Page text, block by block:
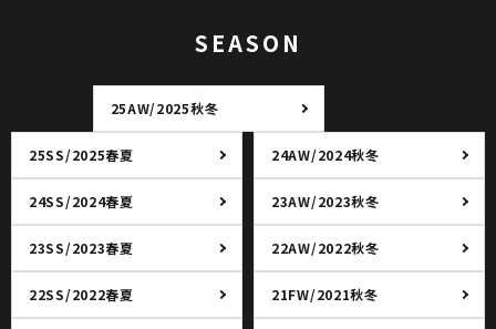
SEASON
25AW/2025秋冬
25SS/2025春夏 24AW/2024秋冬
24SS/2024春夏 23AW/2023秋冬
23SS/2023春夏 22AW/2022秋冬
22SS/2022春夏 21FW/2021秋冬